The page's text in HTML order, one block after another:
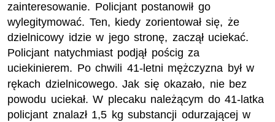
zainteresowanie. Policjant postanowił go
wylegitymować. Ten, kiedy zorientował się, że
dzielnicowy idzie w jego stronę, zaczął uciekać.
Policjant natychmiast podjął pościg za
uciekinierem. Po chwili 41-letni mężczyzna był w
rękach dzielnicowego. Jak sięokazało, nie bez
powodu uciekał. W plecaku należącym do 41-latka
policjant znalazł 1,5 kg substancji odurzającej w